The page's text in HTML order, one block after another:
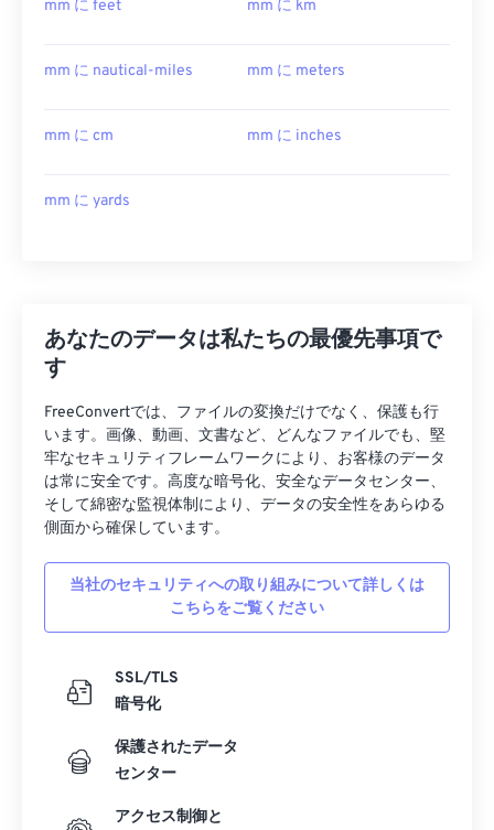
mm に feet mm に km
mm に nautical-miles mm に meters
mm に cm mm に inches
mm に yards
あなたのデータは私たちの最優先事項で
す
FreeConvertでは、ファイルの変換だけでなく、保護も行
います。画像、動画、文書など、どんなファイルでも、堅
牢なセキュリティフレームワークにより、お客様のデータ
は常に安全です。高度な暗号化、安全なデータセンター、
そして綿密な監視体制により、データの安全性をあらゆる
側面から確保しています。
当社のセキュリティへの取り組みについて詳しくは
こちらをご覧ください
SSL/TLS
暗号化
保護されたデータ
センター
アクセス制御と